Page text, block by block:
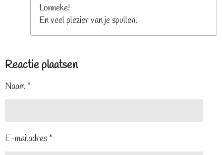
Lonneke!
En veel plezier van je spullen.
Reactie plaatsen
Naam *
E-mailadres *